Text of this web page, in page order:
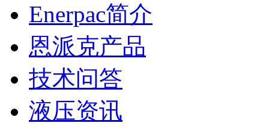
Enerpac简介
恩派克产品
技术问答
液压资讯